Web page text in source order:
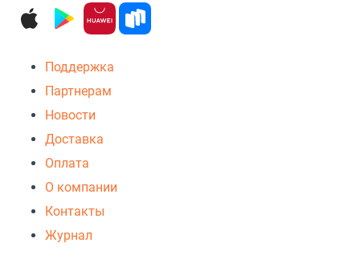
Поддержка
Партнерам
Новости
Доставка
Оплата
О компании
Контакты
Журнал